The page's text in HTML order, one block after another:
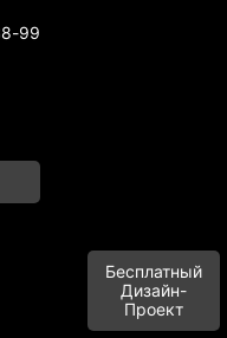
99
Бесплатный
Дизайн-
Проект